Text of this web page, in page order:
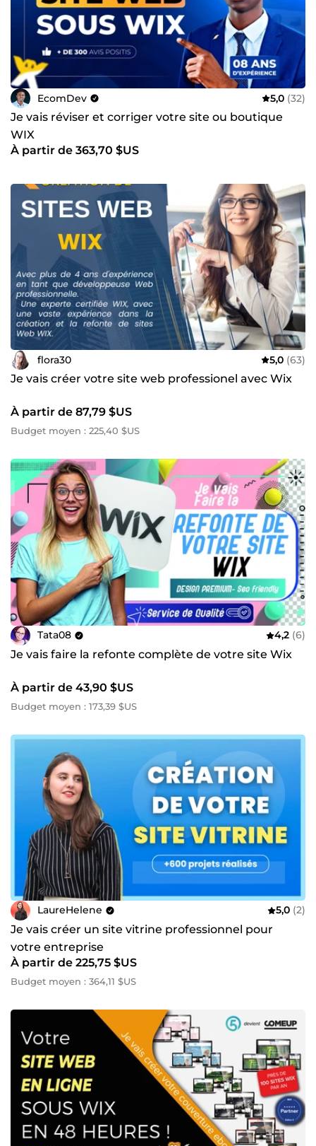
EcomDev 5,0 (32)
Je vais réviser et corriger votre site ou boutique
WIX
À partir de 363,70 $US
flora30 5,0 (63)
Je vais créer votre site web professionel avec Wix
À partir de 87,79 $US
Budget moyen : 225,40 $US
Tata08 4,2 (6)
Je vais faire la refonte complète de votre site Wix
À partir de 43,90 $US
Budget moyen : 173,39 $US
LaureHelene 5,0 (2)
Je vais créer un site vitrine professionnel pour
votre entreprise
À partir de 225,75 $US
Budget moyen : 364,11 $US